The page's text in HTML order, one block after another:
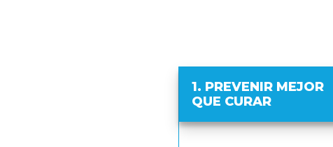
1. PREVENIR MEJOR
QUE CURAR